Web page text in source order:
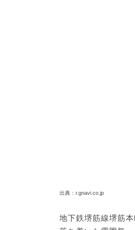
出典：r.gnavi.co.jp
地下鉄堺筋線堺筋